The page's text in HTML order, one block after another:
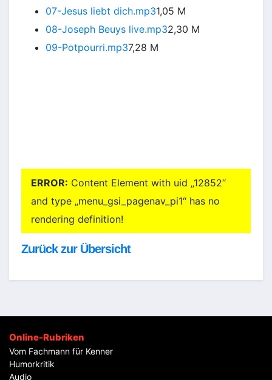
07-Jesus liebt dich.mp31,05 M
08-Joseph Beuys live.mp32,30 M
09-Potpourri.mp37,28 M
ERROR: Content Element with uid „12852“
and type „menu_gsi_pagenav_pi1“ has no
rendering definition!
Zurück zur Übersicht
Online-Rubriken
Vom Fachmann für Kenner
Humorkritik
Audio